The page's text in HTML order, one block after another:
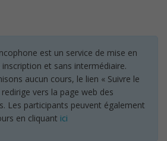
est un service de mise en
et sans intermédiaire.
aucun cours, le lien « Suivre le
vers la page web des
Les participants peuvent également
en cliquant ici